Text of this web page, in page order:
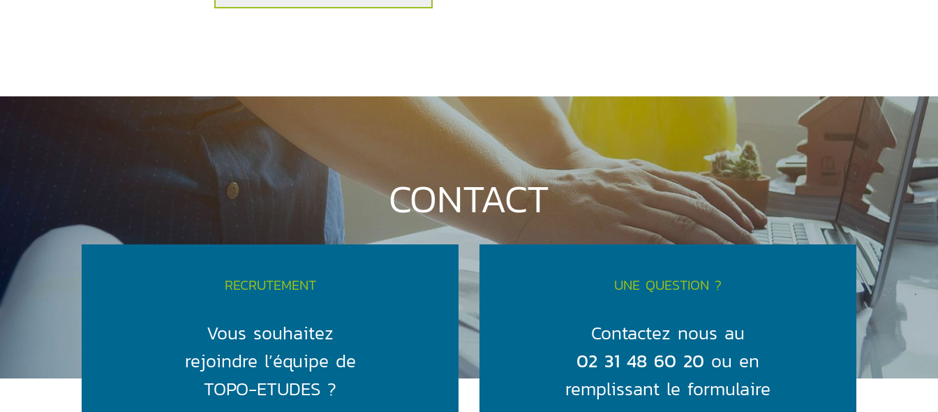
CONTACT
RECRUTEMENT
Vous souhaitez
rejoindre l’équipe de
TOPO-ETUDES ?
UNE QUESTION ?
Contactez nous au
02 31 48 60 20 ou en
remplissant le formulaire